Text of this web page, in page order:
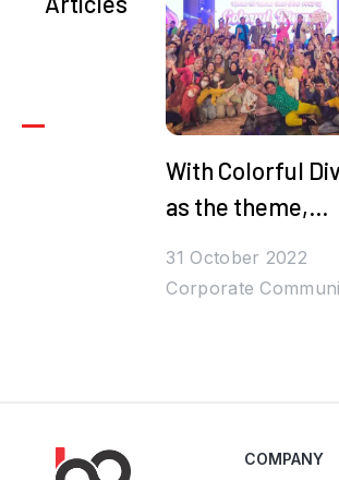
With Colorful
as the theme,
Bihalal is
31 October 2022
Corporate
COMPANY